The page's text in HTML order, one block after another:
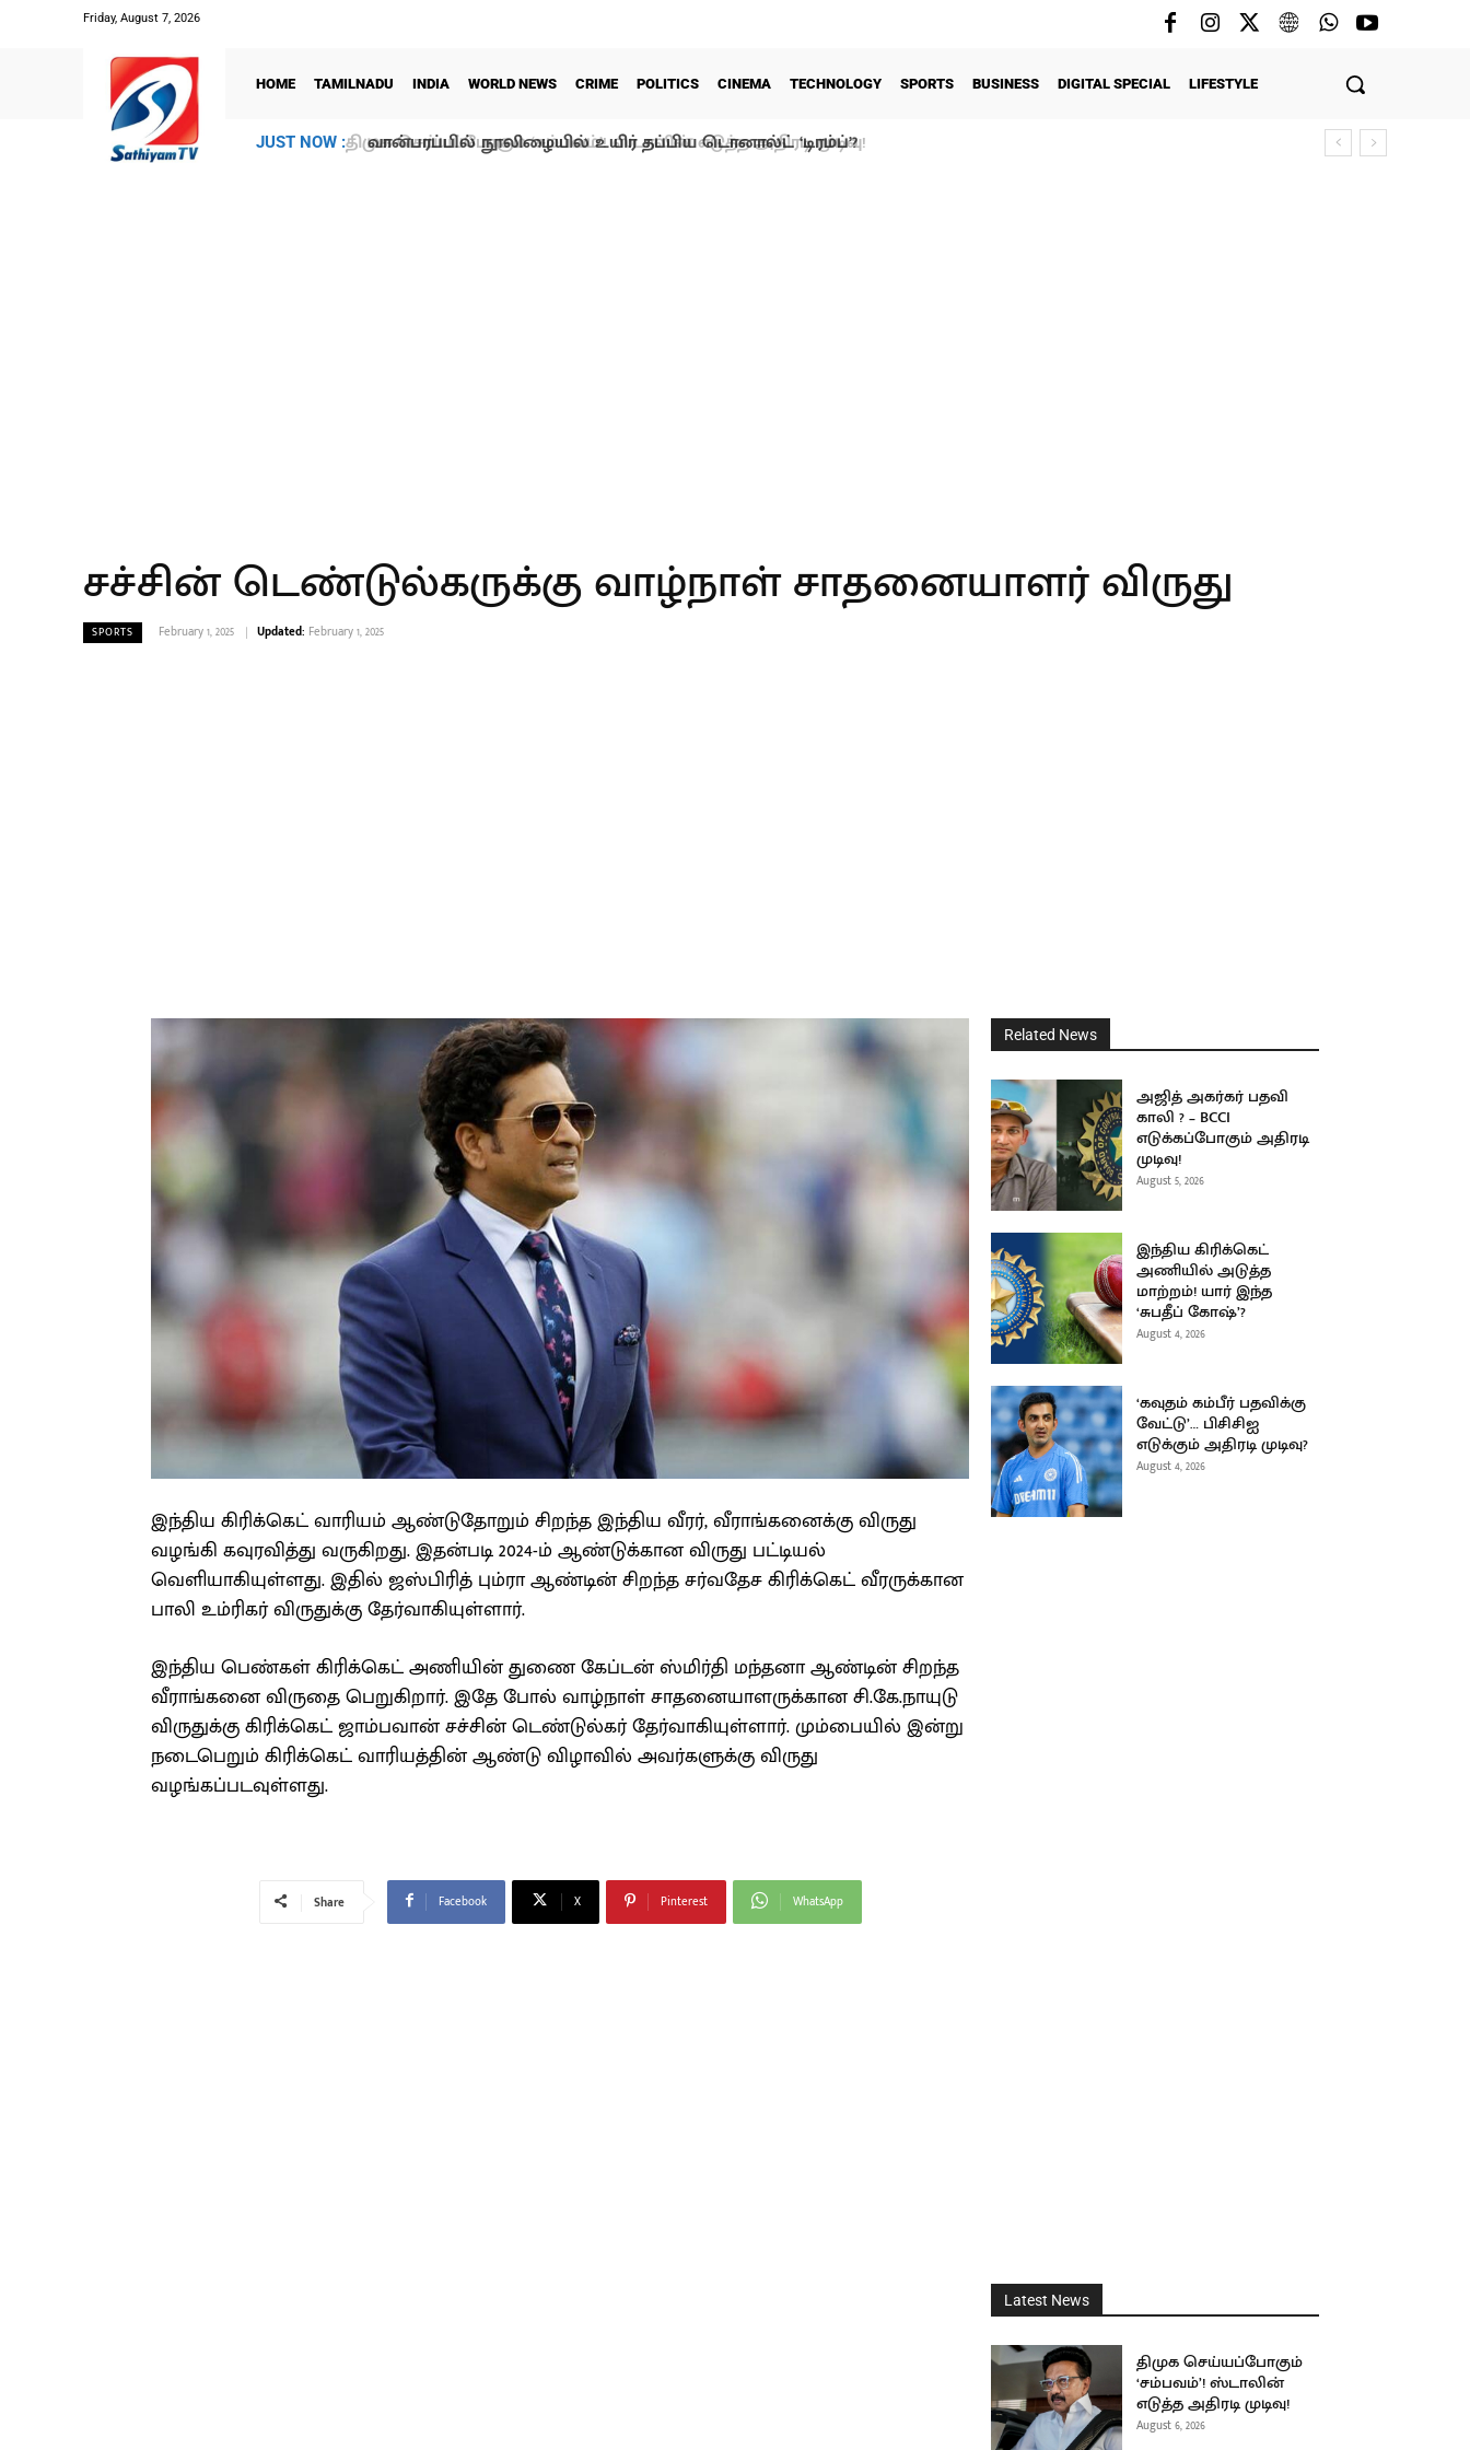
Friday, August 7, 2026
HOME TAMILNADU INDIA WORLD NEWS CRIME POLITICS CINEMA TECHNOLOGY SPORTS BUSINESS DIGITAL SPECIAL LIFESTYLE
JUST NOW : வான்பரப்பில் நூலிழையில் உயிர் தப்பிய டொனால்ட் ‘டிரம்ப்’?
சச்சின் டெண்டுல்கருக்கு வாழ்நாள் சாதனையாளர் விருது
SPORTS February 1, 2025 Updated: February 1, 2025
இந்திய கிரிக்கெட் வாரியம் ஆண்டுதோறும் சிறந்த இந்திய வீரர், வீராங்கனைக்கு விருது
வழங்கி கவுரவித்து வருகிறது. இதன்படி 2024-ம் ஆண்டுக்கான விருது பட்டியல்
வெளியாகியுள்ளது. இதில் ஜஸ்பிரித் பும்ரா ஆண்டின் சிறந்த சர்வதேச கிரிக்கெட் வீரருக்கான
பாலி உம்ரிகர் விருதுக்கு தேர்வாகியுள்ளார்.
இந்திய பெண்கள் கிரிக்கெட் அணியின் துணை கேப்டன் ஸ்மிர்தி மந்தனா ஆண்டின் சிறந்த
வீராங்கனை விருதை பெறுகிறார். இதே போல் வாழ்நாள் சாதனையாளருக்கான சி.கே.நாயுடு
விருதுக்கு கிரிக்கெட் ஜாம்பவான் சச்சின் டெண்டுல்கர் தேர்வாகியுள்ளார். மும்பையில் இன்று
நடைபெறும் கிரிக்கெட் வாரியத்தின் ஆண்டு விழாவில் அவர்களுக்கு விருது
வழங்கப்படவுள்ளது.
Share Facebook X Pinterest WhatsApp
Related News
அஜித் அகர்கர் பதவி
காலி ? – BCCI
எடுக்கப்போகும் அதிரடி
முடிவு!
August 5, 2026
இந்திய கிரிக்கெட்
அணியில் அடுத்த
மாற்றம்! யார் இந்த
‘சுபதீப் கோஷ்’?
August 4, 2026
‘கவுதம் கம்பீர் பதவிக்கு
வேட்டு’… பிசிசிஐ
எடுக்கும் அதிரடி முடிவு?
August 4, 2026
Latest News
திமுக செய்யப்போகும்
‘சம்பவம்’! ஸ்டாலின்
எடுத்த அதிரடி முடிவு!
August 6, 2026